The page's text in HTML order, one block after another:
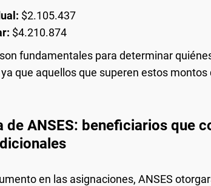
$2.105.437
$4.210.874
fundamentales para determinar
que aquellos que superen estos
de ANSES: beneficiarios que
en las asignaciones, ANSES